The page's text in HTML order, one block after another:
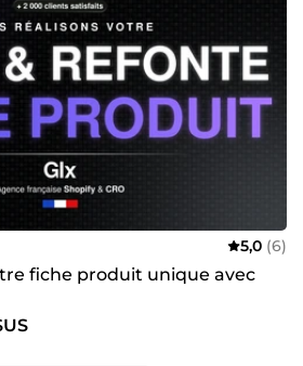
5,0 (6)
fiche produit unique avec